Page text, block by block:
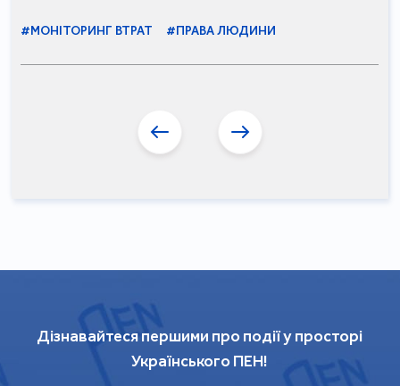
#МОНІТОРИНГ ВТРАТ #ПРАВА ЛЮДИНИ
Дізнавайтеся першими про події у просторі
Українського ПЕН!